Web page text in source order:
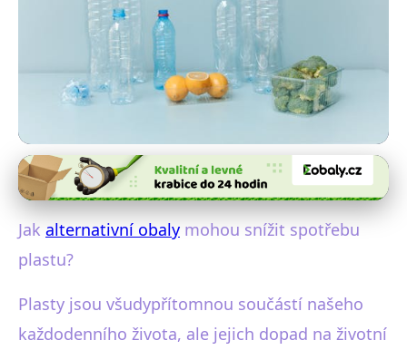
Alternativy k plastovým obalům
Snížení Plastů: Jak Efektivně
Nahradit Obaly?
Jak alternativní obaly mohou snížit spotřebu
plastu?
Plasty jsou všudypřítomnou součástí našeho
každodenního života, ale jejich dopad na životní